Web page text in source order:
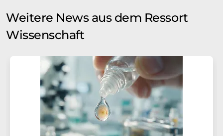
Weitere News aus dem Ressort
Wissenschaft